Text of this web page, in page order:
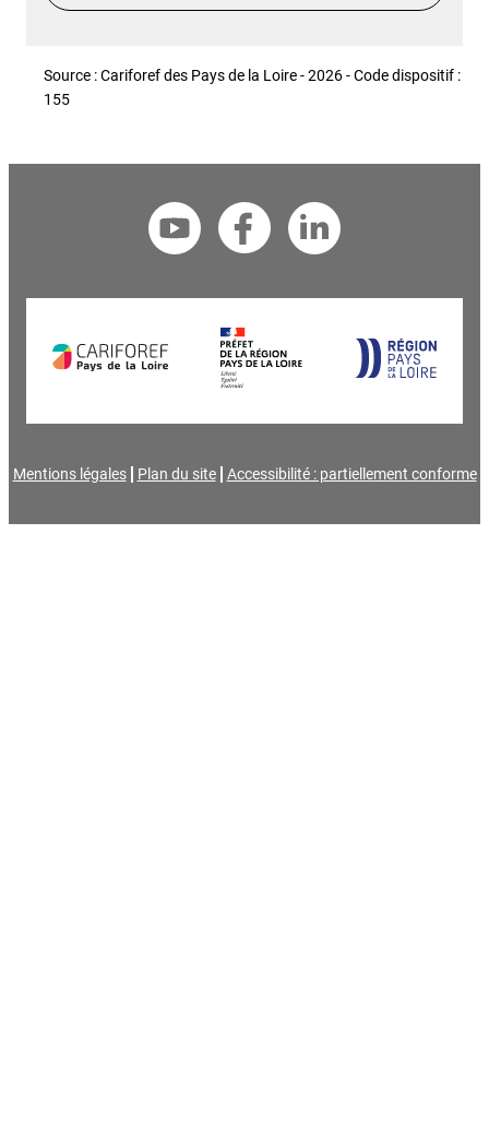
Source : Cariforef des Pays de la Loire - 2026 - Code dispositif :
155
Mentions légales Plan du site Accessibilité : partiellement conforme